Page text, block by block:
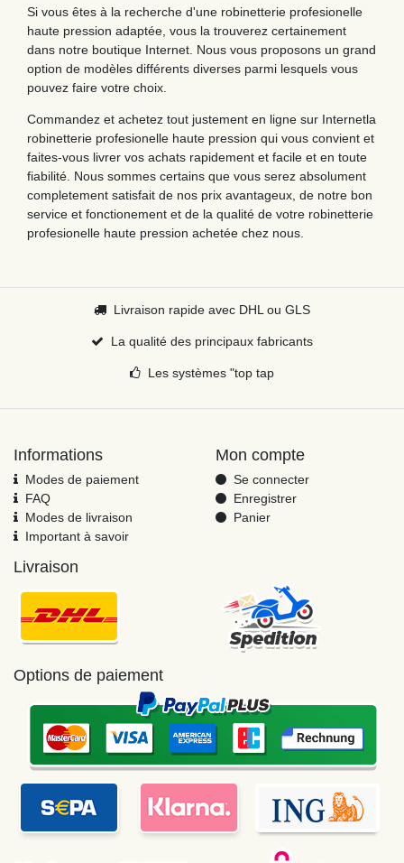
Si vous êtes à la recherche d'une robinetterie profesionelle
haute pression adaptée, vous la trouverez certainement
dans notre boutique Internet. Nous vous proposons un grand
option de modèles différents diverses parmi lesquels vous
pouvez faire votre choix.
Commandez et achetez tout justement en ligne sur Internetla
robinetterie profesionelle haute pression qui vous convient et
faites-vous livrer vos achats rapidement et facile et en toute
fiabilité. Nous sommes certains que vous serez absolument
completement satisfait de nos prix avantageux, de notre bon
service et fonctionement et de la qualité de votre robinetterie
profesionelle haute pression achetée chez nous.
Livraison rapide avec DHL ou GLS
La qualité des principaux fabricants
Les systèmes "top tap
Informations
Modes de paiement
FAQ
Modes de livraison
Important à savoir
Mon compte
Se connecter
Enregistrer
Panier
Livraison
Options de paiement